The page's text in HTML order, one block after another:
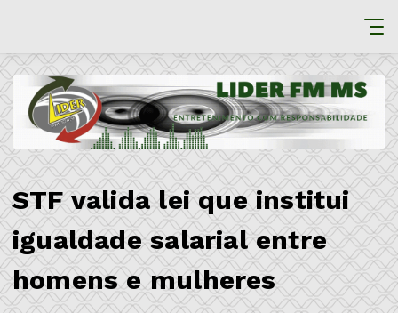
STF valida lei que institui
igualdade salarial entre
homens e mulheres